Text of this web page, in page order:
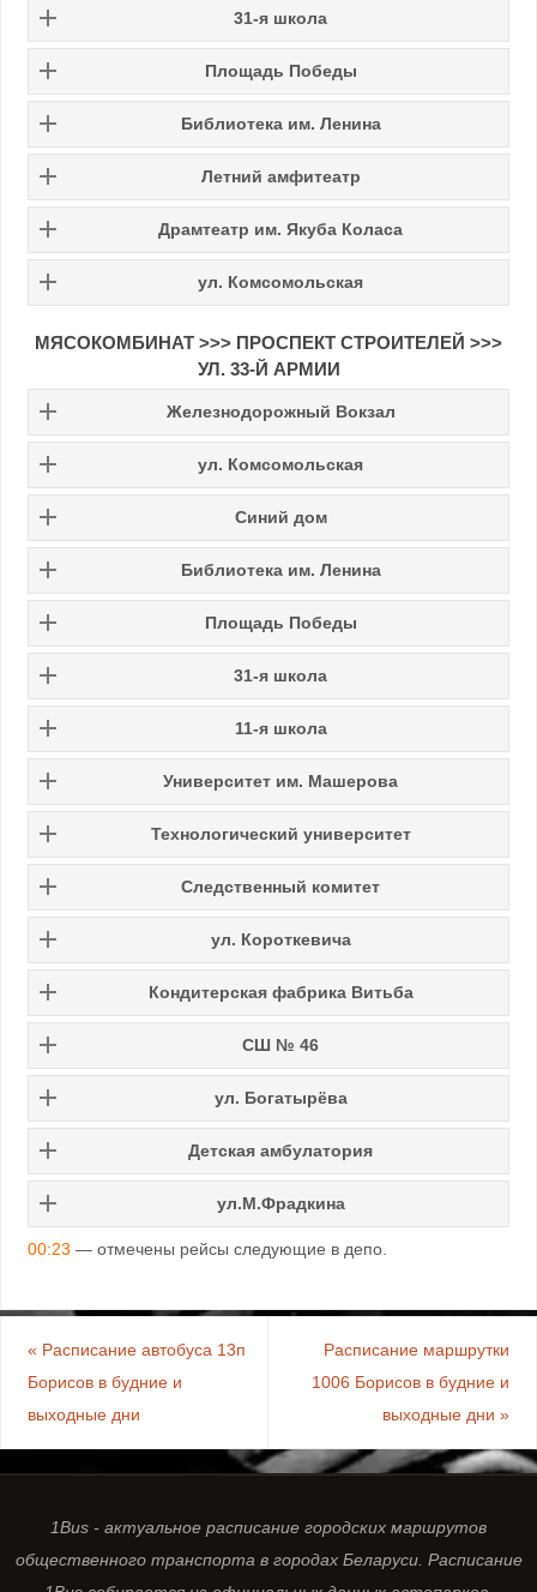
31-я школа
Площадь Победы
Библиотека им. Ленина
Летний амфитеатр
Драмтеатр им. Якуба Коласа
ул. Комсомольская
МЯСОКОМБИНАТ >>> ПРОСПЕКТ СТРОИТЕЛЕЙ >>>
УЛ. 33-Й АРМИИ
Железнодорожный Вокзал
ул. Комсомольская
Синий дом
Библиотека им. Ленина
Площадь Победы
31-я школа
11-я школа
Университет им. Машерова
Технологический университет
Следственный комитет
ул. Короткевича
Кондитерская фабрика Витьба
СШ № 46
ул. Богатырёва
Детская амбулатория
ул.М.Фрадкина
00:23 — отмечены рейсы следующие в депо.
« Расписание автобуса 13п
Борисов в будние и
выходные дни
Расписание маршрутки
1006 Борисов в будние и
выходные дни»
1Bus - актуальное расписание городских маршрутов
общественного транспорта в городах Беларуси. Расписание